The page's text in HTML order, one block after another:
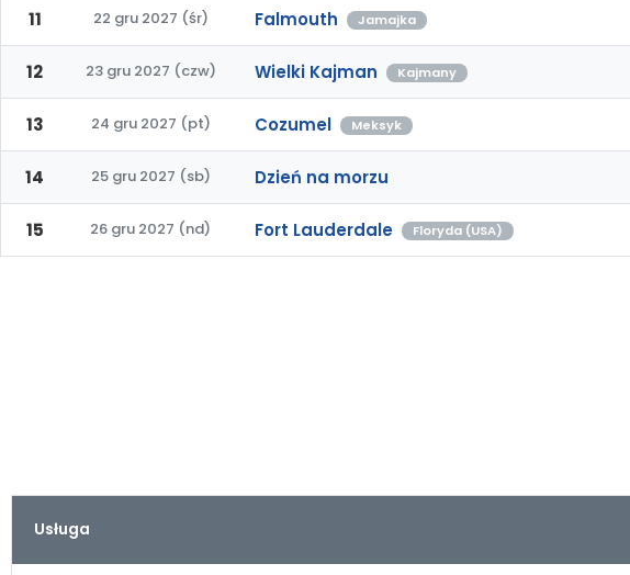
11 22 gru 2027 (śr) Falmouth Jamajka
12 23 gru 2027 (czw) Wielki Kajman Kajmany
13 24 gru 2027 (pt) Cozumel Meksyk
14 25 gru 2027 (sb) Dzień na morzu
15 26 gru 2027 (nd) Fort Lauderdale Floryda (USA)
Usługa